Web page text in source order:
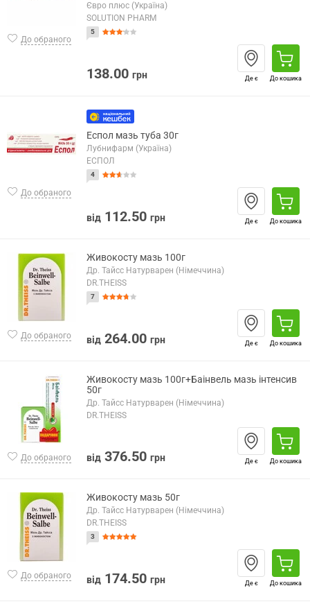
До обраного
Євро плюс (Україна)
SOLUTION PHARM
5
138.00 грн Де є До кошика
До обраного
Еспол мазь туба 30г
Лубнифарм (Україна)
ЕСПОЛ
4
від 112.50 грн Де є До кошика
До обраного
Живокосту мазь 100г
Др. Тайсс Натурварен (Німеччина)
DR.THEISS
7
від 264.00 грн Де є До кошика
До обраного
Живокосту мазь 100г+Баінвель мазь інтенсив
50г
Др. Тайсс Натурварен (Німеччина)
DR.THEISS
від 376.50 грн Де є До кошика
До обраного
Живокосту мазь 50г
Др. Тайсс Натурварен (Німеччина)
DR.THEISS
3
від 174.50 грн Де є До кошика